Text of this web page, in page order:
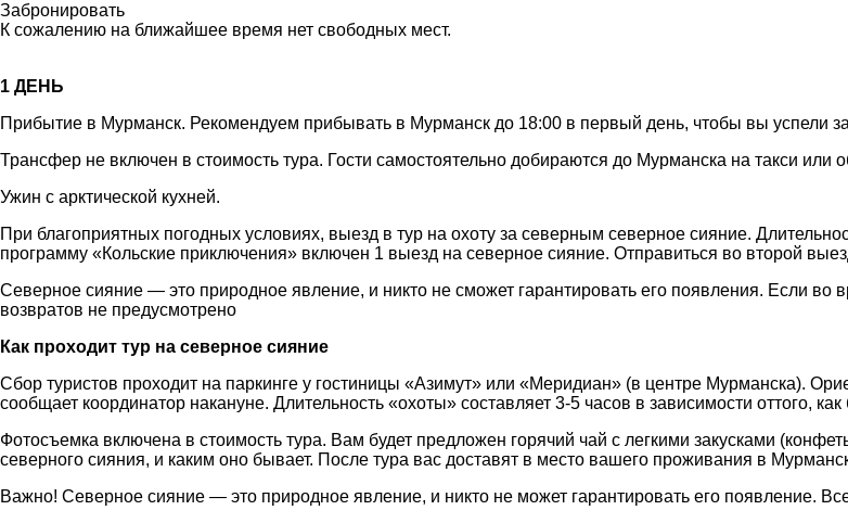
Забронировать
К сожалению на ближайшее время нет свободных мест.
1 ДЕНЬ
Прибытие в Мурманск. Рекомендуем прибывать в Мурманск до 18:00 в первый день, чтобы вы успели
Трансфер не включен в стоимость тура. Гости самостоятельно добираются до Мурманска на такси или
Ужин с арктической кухней.
При благоприятных погодных условиях, выезд в тур на охоту за северным северное сияние.
программу «Кольские приключения» включен 1 выезд на северное сияние. Отправиться во второй
Северное сияние — это природное явление, и никто не сможет гарантировать его появления. Если во
возвратов не предусмотрено
Как проходит тур на северное сияние
Сбор туристов проходит на паркинге у гостиницы «Азимут» или «Меридиан» (в центре Мурманска).
сообщает координатор накануне. Длительность «охоты» составляет 3-5 часов в зависимости оттого,
Фотосъемка включена в стоимость тура. Вам будет предложен горячий чай с легкими закусками
северного сияния, и каким оно бывает. После тура вас доставят в место вашего проживания в
Важно! Северное сияние — это природное явление, и никто не может гарантировать его появление.